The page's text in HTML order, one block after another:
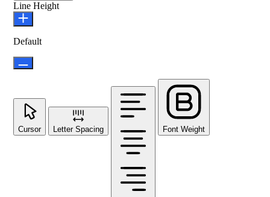
Line Height
Default
Cursor Letter Spacing Font Weight